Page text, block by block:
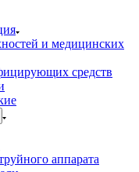
и медицинских
средств
аппарата